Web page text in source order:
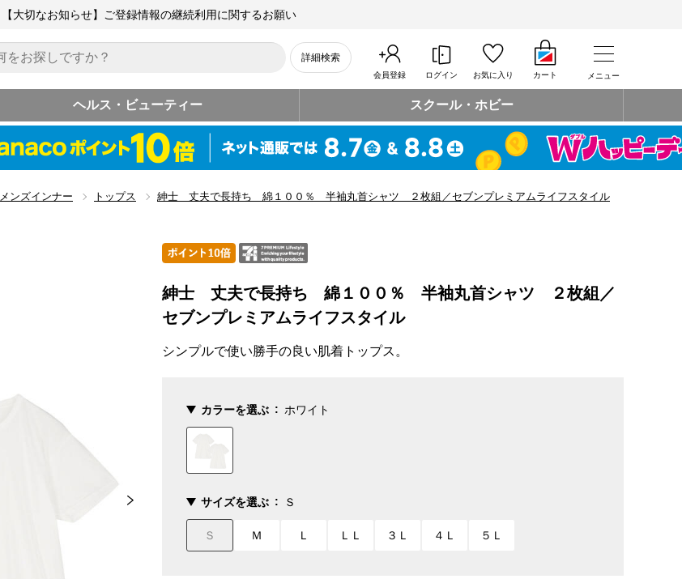
【大切なお知らせ】ご登録情報の継続利用に関するお願い
詳細検索
会員登録 ログイン お気に入り カート メニュー
ヘルス・ビューティー スクール・ホビー
メンズインナー トップス 紳士 丈夫で長持ち 綿１００％ 半袖丸首シャツ ２枚組／セブンプレミアムライフスタイル
紳士 丈夫で長持ち 綿１００％ 半袖丸首シャツ ２枚組／
セブンプレミアムライフスタイル
シンプルで使い勝手の良い肌着トップス。
カラーを選ぶ ホワイト
サイズを選ぶ Ｓ
Ｓ Ｍ Ｌ ＬＬ ３Ｌ ４Ｌ ５Ｌ